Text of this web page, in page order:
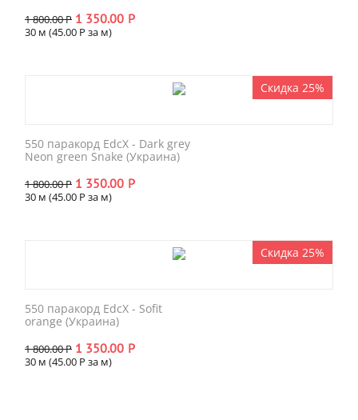
1 800.00Р 1 350.00 Р
30 м (45.00 Р за м)
Скидка 25%
550 паракорд EdcX - Dark grey
Neon green Snake (Украина)
1 800.00Р 1 350.00 Р
30 м (45.00 Р за м)
Скидка 25%
550 паракорд EdcX - Sofit
orange (Украина)
1 800.00Р 1 350.00 Р
30 м (45.00 Р за м)